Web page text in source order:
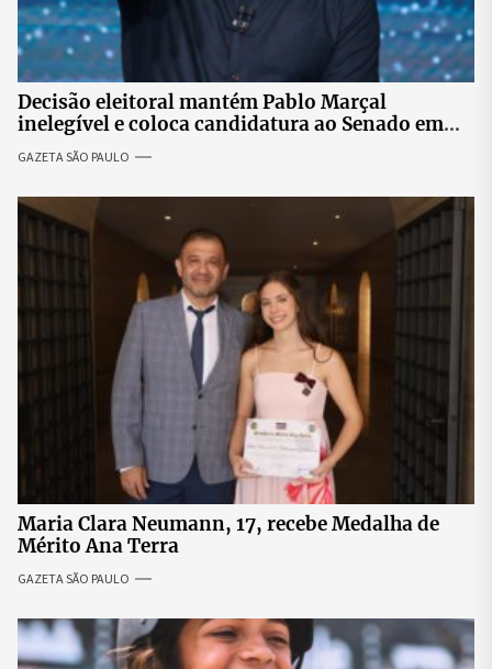
Decisão eleitoral mantém Pablo Marçal
inelegível e coloca candidatura ao Senado em
GAZETA SÃO PAULO
Maria Clara Neumann, 17, recebe Medalha de
Mérito Ana Terra
GAZETA SÃO PAULO